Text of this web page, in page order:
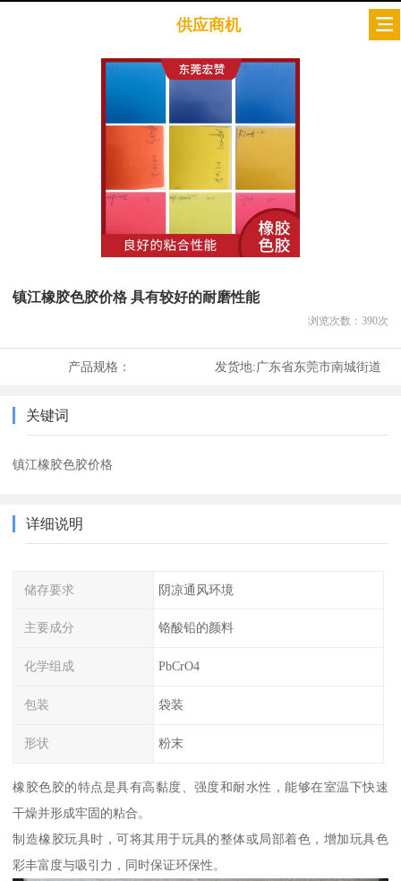
供应商机
镇江橡胶色胶价格 具有较好的耐磨性能
浏览次数： 390次
产品规格： 发货地:广东省东莞市南城街道
关键词
镇江橡胶色胶价格
详细说明
储存要求 阴凉通风环境
主要成分 铬酸铅的颜料
化学组成 PbCrO4
包装 袋装
形状 粉末
橡胶色胶的特点是具有高黏度、强度和耐水性，能够在室温下快速
干燥并形成牢固的粘合。
制造橡胶玩具时，可将其用于玩具的整体或局部着色，增加玩具色
彩丰富度与吸引力，同时保证环保性。